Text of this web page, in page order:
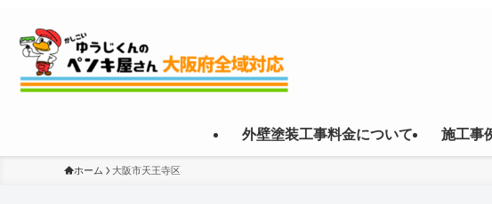
外壁塗装工事料金について 施工事
ホーム 大阪市天王寺区